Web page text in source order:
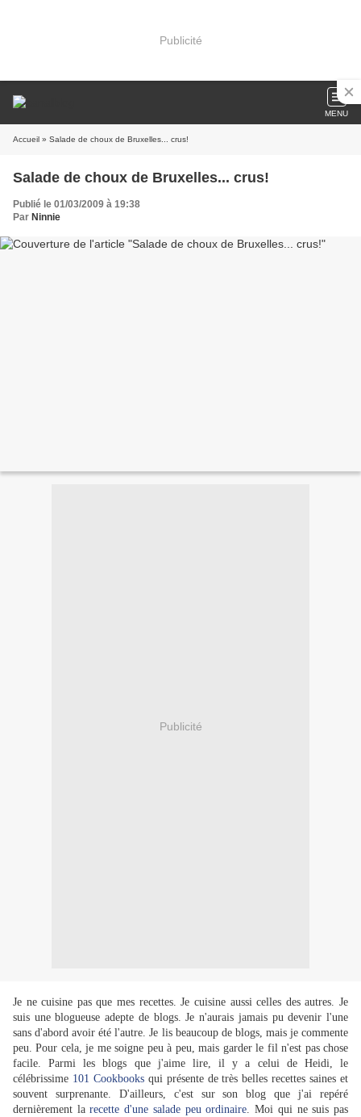
Publicité
MENU
Accueil » Salade de choux de Bruxelles... crus!
Salade de choux de Bruxelles... crus!
Publié le 01/03/2009 à 19:38
Par Ninnie
Publicité
Je ne cuisine pas que mes recettes. Je cuisine aussi celles des autres. Je
suis une blogueuse adepte de blogs. Je n'aurais jamais pu devenir l'une
sans d'abordavoirété l'autre. Je lis beaucoup de blogs, mais je commente
peu. Pour cela, je me soigne peu à peu, mais garder le fil n'est pas chose
facile. Parmi les blogs que j'aime lire, il y a celui de Heidi, le
célébrissime 101 Cookbooksqui présente de très belles recettes saines et
souvent surprenante. D'ailleurs, c'est sur son blog que j'ai repéré
dernièrement larecette d'une salade peu ordinaire. Moi qui ne suis pas